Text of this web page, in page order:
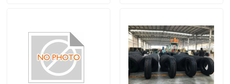
Kamyon Otobüs Lastikleri
TBR Lastikleri